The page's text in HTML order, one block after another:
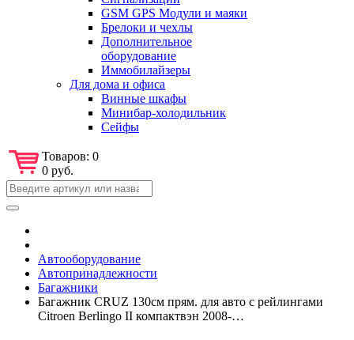
GSM GPS Модули и маяки
Брелоки и чехлы
Дополнительное
оборудование
Иммобилайзеры
Для дома и офиса
Винные шкафы
Минибар-холодильник
Сейфы
Товаров: 0
0 руб.
Автооборудование
Автопринадлежности
Багажники
Багажник CRUZ 130см прям. для авто с рейлингами
Citroen Berlingo II компактвэн 2008-…